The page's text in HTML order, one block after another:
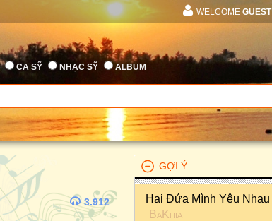
WELCOME GUEST
CA SỸ NHẠC SỸ ALBUM
3.912
GỢI Ý
Hai Đứa Mình Yêu Nhau
BaKhia